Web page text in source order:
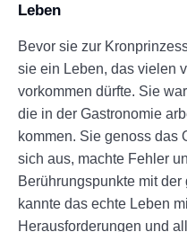
Leben
Bevor sie zur
sie ein Leben, das vielen
vorkommen dürfte. Sie
die in der Gastronomie
kommen. Sie genoss das
sich aus, machte Fehler
Berührungspunkte mit
kannte das echte Leben
Herausforderungen und